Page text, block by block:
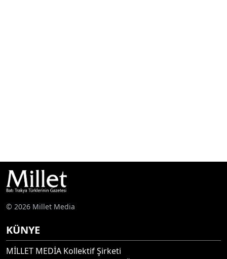
© 2026 Millet Media
KÜNYE
MİLLET MEDİA Kollektif Şirketi